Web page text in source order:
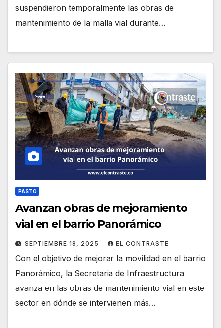
suspendieron temporalmente las obras de
mantenimiento de la malla vial durante…
PASTO
Avanzan obras de mejoramiento
vial en el barrio Panorámico
SEPTIEMBRE 18, 2025 EL CONTRASTE
Con el objetivo de mejorar la movilidad en el barrio
Panorámico, la Secretaria de Infraestructura
avanza en las obras de mantenimiento vial en este
sector en dónde se intervienen más…